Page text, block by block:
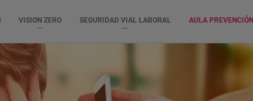
VISION ZERO SEGURIDAD VIAL LABORAL AULA PREVENCIÓN